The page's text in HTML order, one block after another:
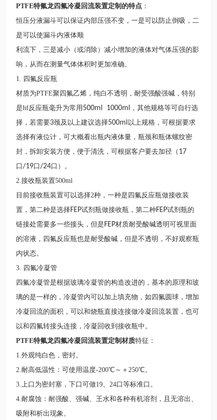
PTFE特氟龙四氟冷凝回流装置定制 的特点 ：
恒压分液漏斗可以保证内部压强不变，一是可以防止倒吸，二
是可以使漏斗内液体顺
利流下，三是减小（或消除）减小增加的液体对气体压强的影
响，从而在测量气体体积时更加准确。
1.
四氟反应瓶
材质为PTFE聚四氟乙烯，纯白不透明，耐受强酸强碱，特别
是hf反应瓶毫升为常用 500ml 1000ml
，其他规格等可自行选
择，若需要3颈及以上建议选择500ml 以上规格，可根据要求
选择有液位计，可大概看出瓶内液体量，瓶颈和瓶体螺纹密
封，拆卸安装方便，便于清洗，可根据客户要去加径（ 17
口 /19口 /24口）。
2.接收瓶装置500ml
目前接收瓶装置可以选择2种，一种是四氟反应瓶做接收装
置，第二种是选择FEP试剂瓶做接收瓶，第二种FEP试剂瓶的
链接处需要多一些接头，但是 FEP材质耐受酸碱透明可视里面
的溶液，四氟反应瓶也是耐受酸碱，但是不透明，不好观察瓶
内状态。
3.
四氟冷凝管
四氟冷凝管是根据玻璃冷凝管的构造改进的，基本的原理和玻
璃的是一样的，冷凝管内可以加上填充物，如四氟圆球，增加
冷凝回流的面积，可以和烧瓶直接连接做冷凝回流装置，也可
以和四氟转接头连接，冷凝回收到接收瓶中。
PTFE特氟龙四氟冷凝回流装置定制材质特征 ：
1.外观纯白色，密封。
2.耐高低温性：可使用温度-200℃～＋250℃。
3.上口为密封塞，下口可做19、24口等标准口。
4.耐腐蚀：耐强酸、强碱、王水和各种有机溶剂，且无溶出、
吸附和析出现象。